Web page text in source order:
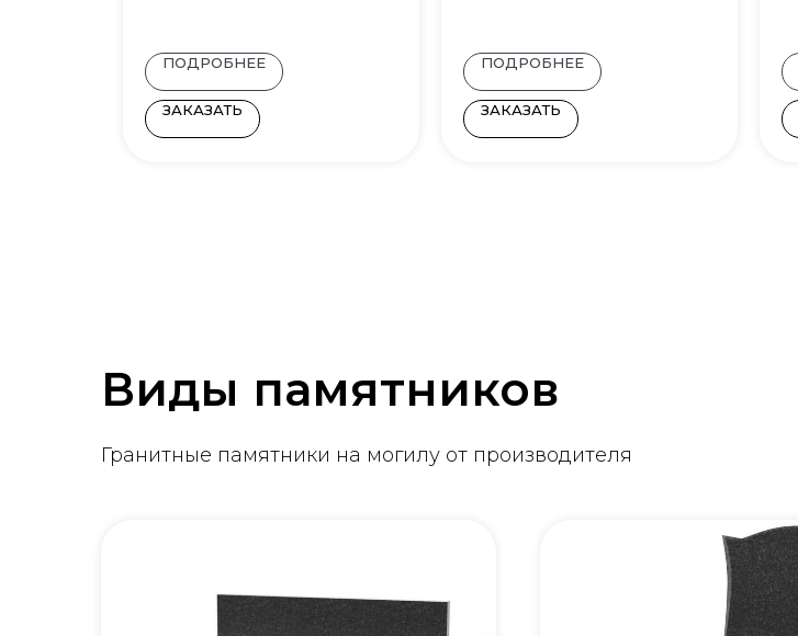
ПОДРОБНЕЕ
ЗАКАЗАТЬ
ПОДРОБНЕЕ
ЗАКАЗАТЬ
Виды памятников
Гранитные памятники на могилу от производителя